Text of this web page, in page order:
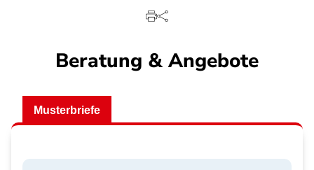
Beratung & Angebote
Musterbriefe